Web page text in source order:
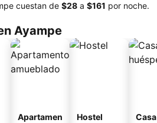
cuestan de ‎$28 a ‎$161 por noche.
Ayampe
Apartamen
Hostel